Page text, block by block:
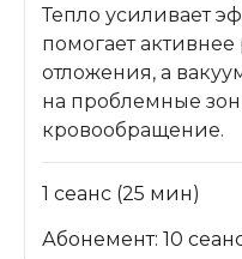
Тепло усиливает
помогает
отложения, а
на проблемные
кровообращение.
1 сеанс (25 мин)
Абонемент: 10